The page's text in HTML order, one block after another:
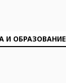
И ОБРАЗОВАНИЕ